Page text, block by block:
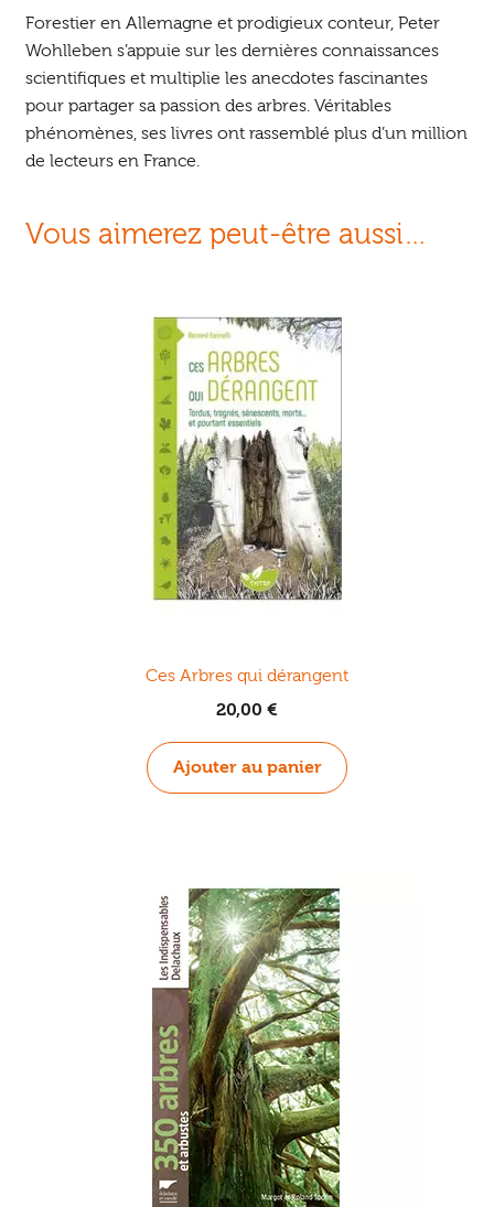
Forestier en Allemagne et prodigieux conteur, Peter
Wohlleben s’appuie sur les dernières connaissances
scientifiques et multiplie les anecdotes fascinantes
pour partager sa passion des arbres. Véritables
phénomènes, ses livres ont rassemblé plus d’un million
de lecteurs en France.
Vous aimerez peut-être aussi…
Ces Arbres qui dérangent
20,00 €
Ajouter au panier